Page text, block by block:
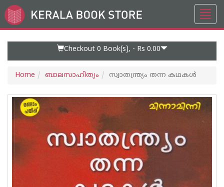
Go
to
Checkout 0 Book(s), - Rs 0.00
Home ബാലസാഹിത്യം സ്വാതന്ത്ര്യം തന്ന കഥകള്‍